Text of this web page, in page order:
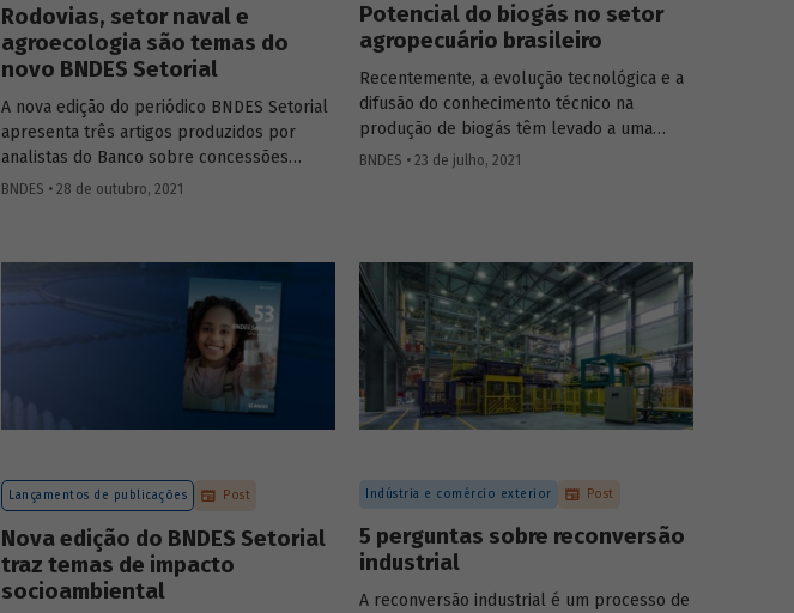
Rodovias, setor naval e
agroecologia são temas do
novo BNDES Setorial
A nova edição do periódico BNDES Setorial
apresenta três artigos produzidos por
analistas do Banco sobre concessões
rodoviárias, indústria naval e agroecologia,
confira a publicação completa.
BNDES • 28 de outubro, 2021
Potencial do biogás no setor
agropecuário brasileiro
Recentemente, a evolução tecnológica e a
difusão do conhecimento técnico na
produção de biogás têm levado a uma
rápida expansão no número de plantas em
pode atingir. Entenda como resíduos e
efluentes das diferentes atividades
agropecuárias podem contribuir para
ampliar a geração de biogás no setor.
BNDES • 23 de julho, 2021
Lançamentos de publicações Post
Nova edição do BNDES Setorial
traz temas de impacto
socioambiental
Indústria e comércio exterior Post
5 perguntas sobre reconversão
industrial
A reconversão industrial é um processo de